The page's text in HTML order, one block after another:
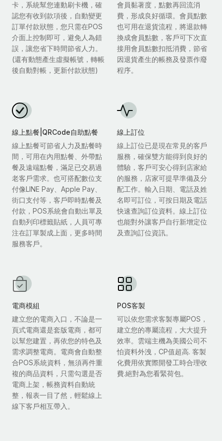
卡，系統幫您連動刷卡機，確
認您有收到款項後，自動變更
訂單付款狀態，您只需在POS
介面上控制即可，避免人為錯
誤，讓您省下時間節省人力。
(還有動態產生虛擬帳號，轉帳
後自動對帳，更新付款狀態)
會員黏著度，點數再回流消
費，形成良好循環。會員點數
也可用在退貨流程，將退款轉
換成會員點數，客戶可下次直
接用會員點數扣抵消費，節省
因退貨產生的帳務及發票作廢
程序。
線上點餐|QRCode自助點餐
線上點餐可節省人力及點餐時
間，可用在內用點餐、外帶點
餐及遠端點餐，滿足已交易過
老客戶需求。也可搭配數位支
付像LINE Pay、Apple Pay、
街口支付等，客戶即時點餐及
付款，POS系統會自動出單及
自動列印標籤貼紙，人員可專
注在訂單製成上面，更多時間
服務客戶。
線上訂位
線上訂位已是現在常見的客戶
服務，確保雙方能得到良好的
體驗，客戶可安心得到店家給
的服務，店家可提早準備及分
配工作。輸入日期、電話及姓
名即可訂位，可按日期及電話
快速查詢訂位資料。線上訂位
也能對外讓客戶自行新增定位
及查詢訂位資訊。
電商模組
建立您的電商入口，不論是一
頁式電商還是套版電商，都可
以幫您建置，再依您的特色及
需求調整電商。電商會自動整
合POS系統資料，無須再件重
複的商品資料，只需勾選是否
電商上架，帳務資料自動統
整，報表一目了然，輕鬆線上
線下客戶相互帶入。
POS客製
可以依您需求客製專屬POS，
建立您的專屬流程，大大提升
效率。雲端主機為美國公司不
怕資料外洩，CP值超高. 客製
化費用依實際開發工時合理收
費.絕對為您看緊荷包。